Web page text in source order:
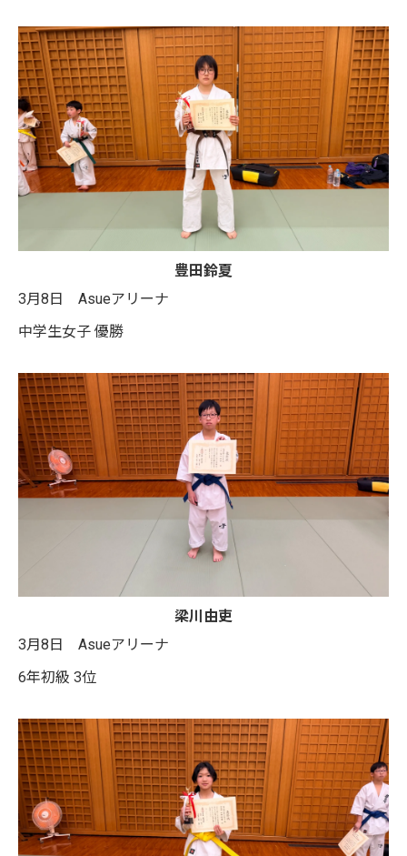
豊田鈴夏
3月8日 Asueアリーナ
中学生女子 優勝
梁川由吏
3月8日 Asueアリーナ
6年初級 3位